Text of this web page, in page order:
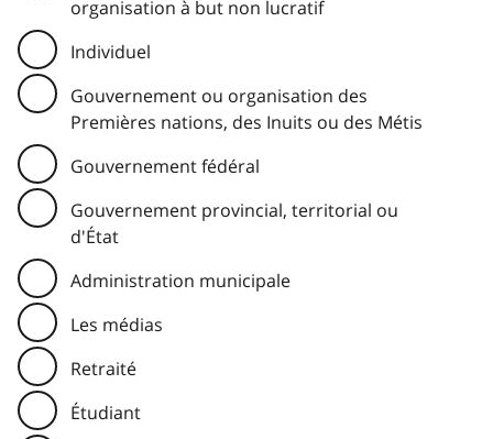
organisation à but non lucratif
Individuel
Gouvernement ou organisation des
Premières nations, des Inuits ou des Métis
Gouvernement fédéral
Gouvernement provincial, territorial ou
d'État
Administration municipale
Les médias
Retraité
Étudiant